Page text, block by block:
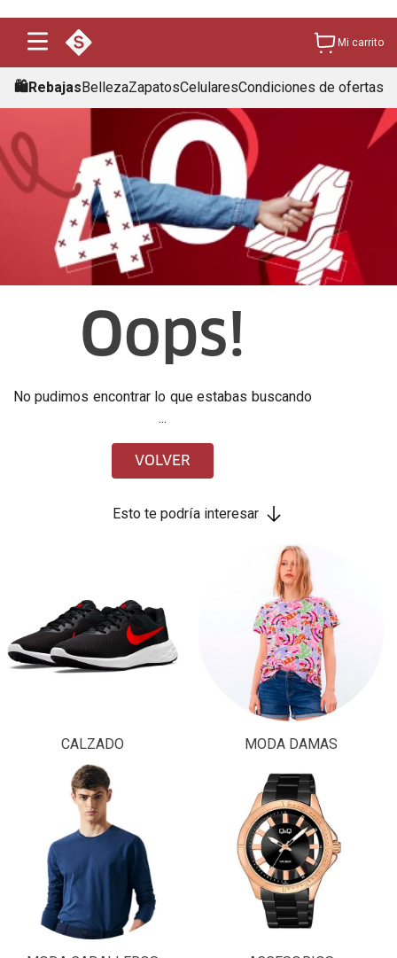
Mi carrito
🛍️RebajasBellezaZapatosCelularesCondiciones de ofertas
Oops!
No pudimos encontrar lo que estabas buscando
...
VOLVER
Esto te podría interesar
CALZADO MODA DAMAS